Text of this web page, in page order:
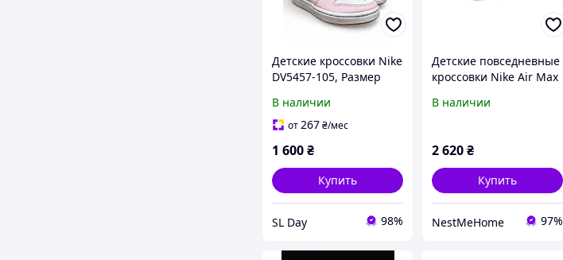
Детские кроссовки Nike
DV5457-105, Размер
Розовый
В наличии
от267₴/мес
1 600₴
Купить
SL Day 98%
Детские повседневные
кроссовки Nike Air Max
липучкой для легких
В наличии
2 620₴
Купить
NestMeHome 97%